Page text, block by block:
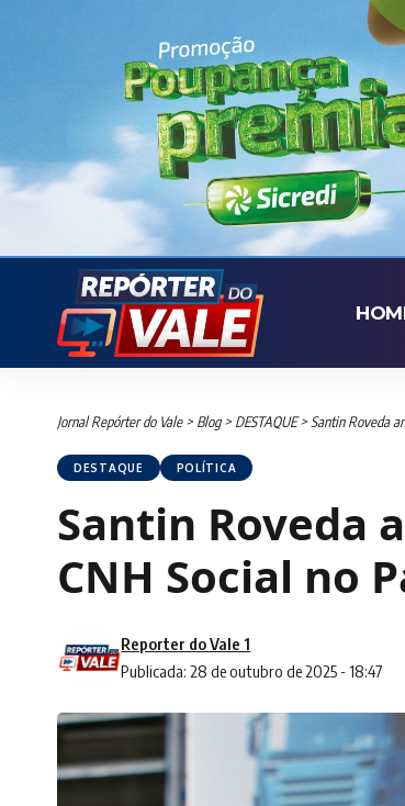
Jornal Repórter do Vale> Blog> DESTAQUE> Santin Roveda
DESTAQUE POLÍTICA
Santin Roveda
CNH Social no
Publicada: 28 de outubro de 2025 - 18:47
Reporter do Vale 1